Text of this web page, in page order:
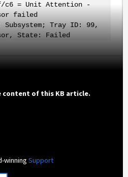
c6 = Unit Attention -
failed
Subsystem; Tray ID: 99,
State: Failed
content of this KB article.
winningSupport